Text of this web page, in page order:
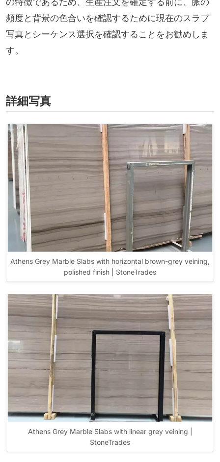
頻度と背景の色合いを確認するために現在のスラブ
写真とシーケンス選択を確認することをお勧めしま
す。
詳細写真
Athens Grey Marble Slabs with horizontal brown-grey veining,
polished finish | StoneTrades
Athens Grey Marble Slabs with linear grey veining |
StoneTrades